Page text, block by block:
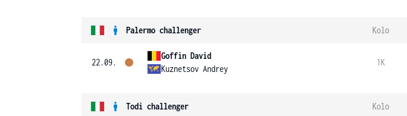
Palermo challenger Kolo
22.09.
Goffin David
Kuznetsov Andrey
1K
Todi challenger Kolo